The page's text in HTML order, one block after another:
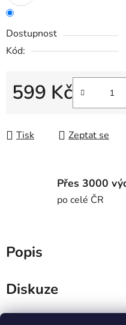
Dostupnost
Kód:
599 Kč
Tisk Zeptat se
Přes 3000
po celé ČR
Popis
Diskuze